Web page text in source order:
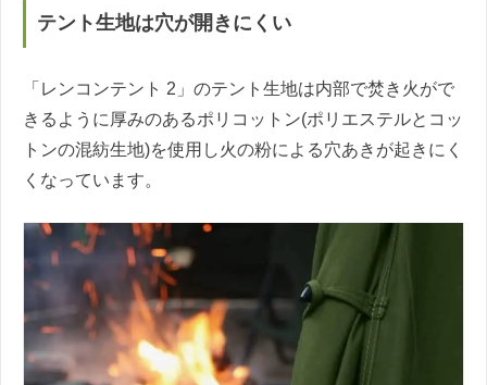
テント生地は穴が開きにくい
「レンコンテント 2」のテント生地は内部で焚き火がで
きるように厚みのあるポリコットン(ポリエステルとコッ
トンの混紡生地)を使用し火の粉による穴あきが起きにく
くなっています。